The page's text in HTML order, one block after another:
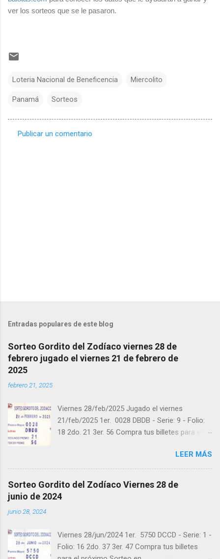
ver los sorteos que se le pasaron.
Loteria Nacional de Beneficencia Miercolito
Panamá Sorteos
Publicar un comentario
Entradas populares de este blog
Sorteo Gordito del Zodíaco viernes 28 de
febrero jugado el viernes 21 de febrero de
2025
febrero 21, 2025
Viernes 28/feb/2025 Jugado el viernes
21/feb/2025 1er. 0028 DBDB - Serie: 9 - Folio:
18 2do. 21 3er. 56 Compra tus billetes para el
instagram.com/balotas_panama - En Twitter:
@balotas y Facebook: facebook.com/balotas
"Buena Suerte" para el próximo sorteo,
recuerden visitarnos en balotas.com para
LEER MÁS
Sorteo Gordito del Zodíaco Viernes 28 de
junio de 2024
junio 28, 2024
Viernes 28/jun/2024 1er. 5750 DCCD - Serie: 1 -
Folio: 16 2do. 37 3er. 47 Compra tus billetes